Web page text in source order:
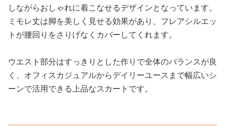
しながらおしゃれに着こなせるデザインとなっています。
ミモレ丈は脚を美しく見せる効果があり、フレアシルエッ
トが腰回りをさりげなくカバーしてくれます。
ウエスト部分はすっきりとした作りで全体のバランスが良
く、オフィスカジュアルからデイリーユースまで幅広いシ
ーンで活用できる上品なスカートです。